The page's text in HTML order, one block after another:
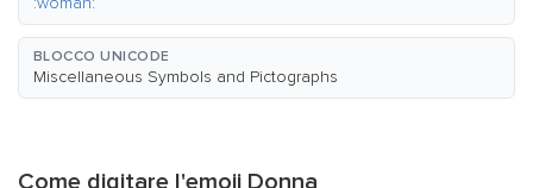
BLOCCO UNICODE
Miscellaneous Symbols and Pictographs
Come digitare l'emoji Donna